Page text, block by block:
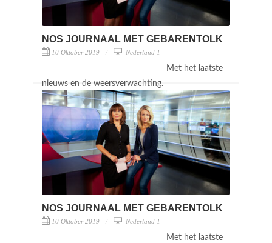
NOS JOURNAAL MET GEBARENTOLK
10 Oktober 2019 Nederland 1
Met het laatste
nieuws en de weersverwachting.
NOS JOURNAAL MET GEBARENTOLK
10 Oktober 2019 Nederland 1
Met het laatste